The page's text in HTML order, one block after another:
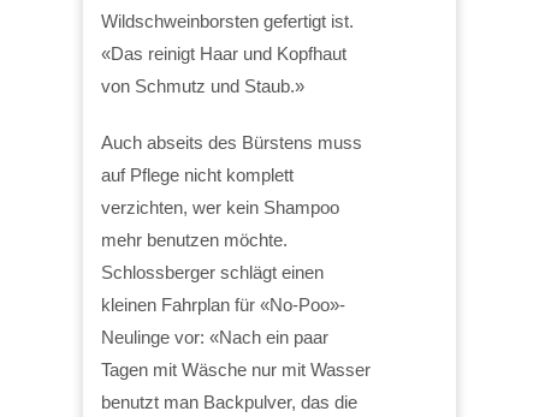
Wildschweinborsten gefertigt ist.
«Das reinigt Haar und Kopfhaut
von Schmutz und Staub.»
Auch abseits des Bürstens muss
auf Pflege nicht komplett
verzichten, wer kein Shampoo
mehr benutzen möchte.
Schlossberger schlägt einen
kleinen Fahrplan für «No-Poo»-
Neulinge vor: «Nach ein paar
Tagen mit Wäsche nur mit Wasser
benutzt man Backpulver, das die